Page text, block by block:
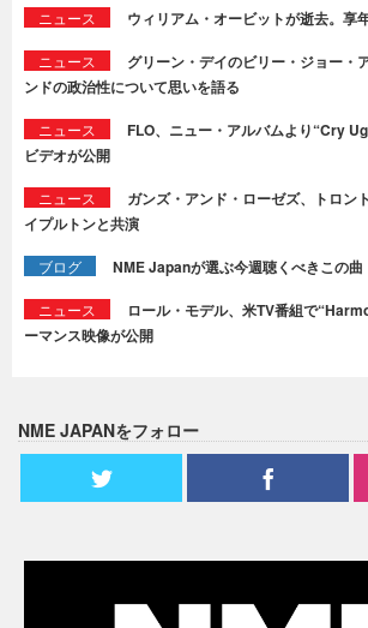
ニュース ウィリアム・オービットが逝去。享
ニュース
グリーン・デイのビリー・ジョー・
ンドの政治性について思いを語る
ニュース
FLO、ニュー・アルバムより“Cry
ビデオが公開
ニュース
ガンズ・アンド・ローゼズ、トロン
イプルトンと共演
ブログ NME Japanが選ぶ今週聴くべきこの
ニュース
ロール・モデル、米TV番組で
ーマンス映像が公開
NME JAPANをフォロー